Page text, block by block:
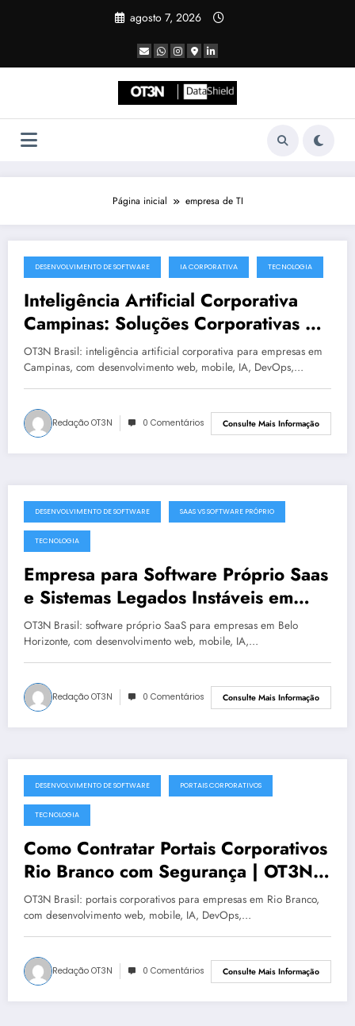
agosto 7, 2026
Página inicial empresa de TI
julho 19, 2025
DESENVOLVIMENTO DE SOFTWARE IA CORPORATIVA TECNOLOGIA
Inteligência Artificial Corporativa
Campinas: Soluções Corporativas da
OT3N Brasil – Guia 3083
OT3N Brasil: inteligência artificial corporativa para empresas em
Campinas, com desenvolvimento web, mobile, IA, DevOps,…
Redação OT3N 0 Comentários Consulte Mais Informação
julho 19, 2025
DESENVOLVIMENTO DE SOFTWARE SAAS VS SOFTWARE PRÓPRIO
TECNOLOGIA
Empresa para Software Próprio Saas
e Sistemas Legados Instáveis em
Belo Horizonte | OT3N Brasil – Guia
3449
OT3N Brasil: software próprio SaaS para empresas em Belo
Horizonte, com desenvolvimento web, mobile, IA,…
Redação OT3N 0 Comentários Consulte Mais Informação
julho 19, 2025
DESENVOLVIMENTO DE SOFTWARE PORTAIS CORPORATIVOS
TECNOLOGIA
Como Contratar Portais Corporativos
Rio Branco com Segurança | OT3N
Brasil
OT3N Brasil: portais corporativos para empresas em Rio Branco,
com desenvolvimento web, mobile, IA, DevOps,…
Redação OT3N 0 Comentários Consulte Mais Informação